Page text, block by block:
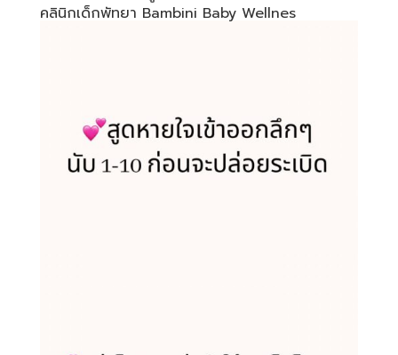
คลินิกเด็กพัทยา Bambini Baby Wellnes